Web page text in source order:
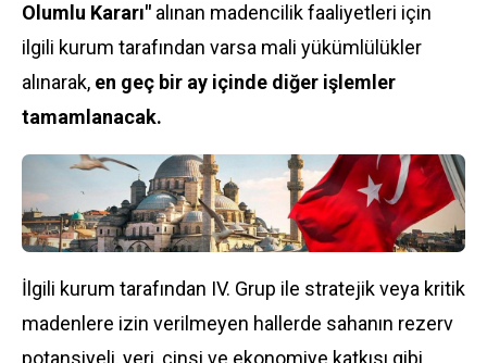
Olumlu Kararı" alınan madencilik faaliyetleri için
ilgili kurum tarafından varsa mali yükümlülükler
alınarak, en geç bir ay içinde diğer işlemler
tamamlanacak.
İlgili kurum tarafından IV. Grup ile stratejik veya kritik
madenlere izin verilmeyen hallerde sahanın rezerv
potansiyeli, yeri, cinsi ve ekonomiye katkısı gibi